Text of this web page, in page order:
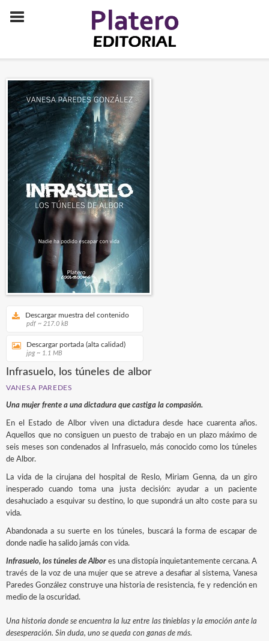
Descargar muestra del contenido
pdf ~ 217.0 kB
Descargar portada (alta calidad)
jpg ~ 1.1 MB
Infrasuelo, los túneles de albor
VANESA PAREDES
Una mujer frente a una dictadura que castiga la compasión.
En el Estado de Albor viven una dictadura desde hace cuarenta años.
Aquellos que no consiguen un puesto de trabajo en un plazo máximo de
seis meses son condenados al Infrasuelo, más conocido como los túneles
de Albor.
La vida de la cirujana del hospital de Reslo, Miriam Genna, da un giro
inesperado cuando toma una justa decisión: ayudar a un paciente
desahuciado a esquivar su destino, lo que supondrá un alto coste para su
vida.
Abandonada a su suerte en los túneles, buscará la forma de escapar de
donde nadie ha salido jamás con vida.
Infrasuelo, los túneles de Albor es una distopía inquietantemente cercana. A
través de la voz de una mujer que se atreve a desafiar al sistema, Vanesa
Paredes González construye una historia de resistencia, fe y redención en
medio de la oscuridad.
Una historia donde se encuentra la luz entre las tinieblas y la emoción ante la
desesperación. Sin duda, uno se queda con ganas de más.